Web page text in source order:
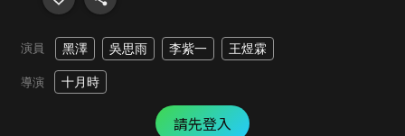
演員 黑澤 吳思雨 李紫一 王煜霖
導演 十月時
請先登入